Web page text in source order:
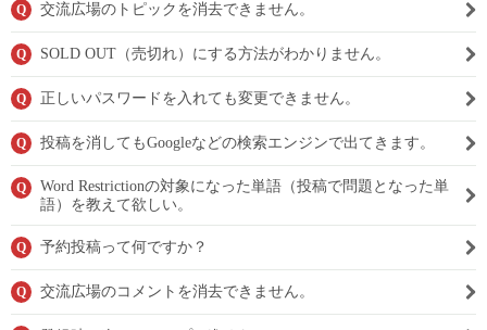
Q 交流広場のトピックを消去できません。
Q SOLD OUT（売切れ）にする方法がわかりません。
Q 正しいパスワードを入れても変更できません。
Q 投稿を消してもGoogleなどの検索エンジンで出てきます。
Q
Word Restrictionの対象になった単語（投稿で問題となった単
語）を教えて欲しい。
Q 予約投稿って何ですか？
Q 交流広場のコメントを消去できません。